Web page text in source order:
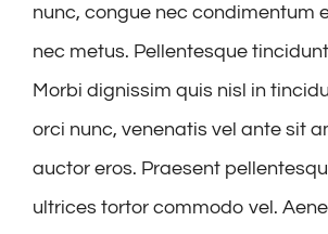
nunc, congue nec condimentum
nec metus. Pellentesque
Morbi dignissim quis nisl in
orci nunc, venenatis vel ante sit
auctor eros. Praesent
ultrices tortor commodo vel.